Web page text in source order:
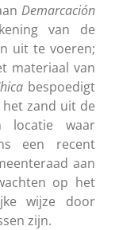
Demarcación
van de
uit te voeren;
materiaal van
bespoedigt
zand uit de
locatie waar
een recent
aan
op het
wijze door
zijn.